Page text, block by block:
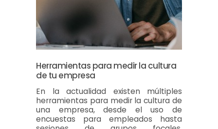
Herramientas para medir la cultura
de tu empresa
En la actualidad existen múltiples
herramientas para medir la cultura de
una empresa, desde el uso de
encuestas para empleados hasta